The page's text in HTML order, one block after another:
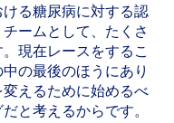
る糖尿病に対する認
ームとして、たくさ
現在レースをするこ
の最後のほうにあり
えるために始めるべ
と考えるからです。